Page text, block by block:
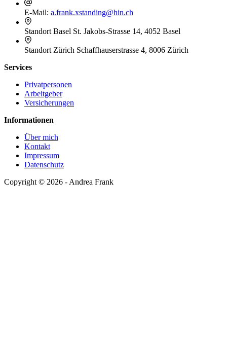
E-Mail: a.frank.xstanding@hin.ch
Standort Basel St. Jakobs-Strasse 14, 4052 Basel
Standort Zürich Schaffhauserstrasse 4, 8006 Zürich
Services
Privatpersonen
Arbeitgeber
Versicherungen
Informationen
Über mich
Kontakt
Impressum
Datenschutz
Copyright © 2026 - Andrea Frank